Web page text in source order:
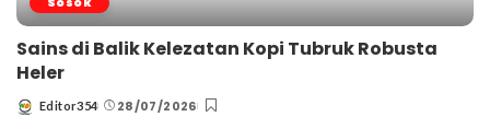
Sains di Balik Kelezatan Kopi Tubruk Robusta
Heler
Posted
Editor354 28/07/2026